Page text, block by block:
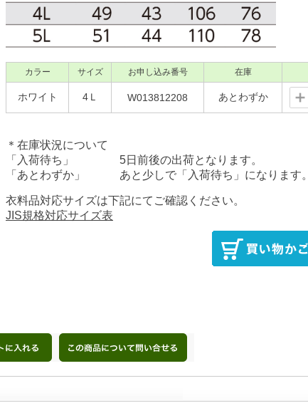
カラー サイズ お申し込み番号 在庫
ホワイト 4Ｌ W013812208 あとわずか
＊在庫状況について
「入荷待ち」 5日前後の出荷となります。
「あとわずか」 あと少しで「入荷待ち」になります。
衣料品対応サイズは下記にてご確認ください。
JIS規格対応サイズ表